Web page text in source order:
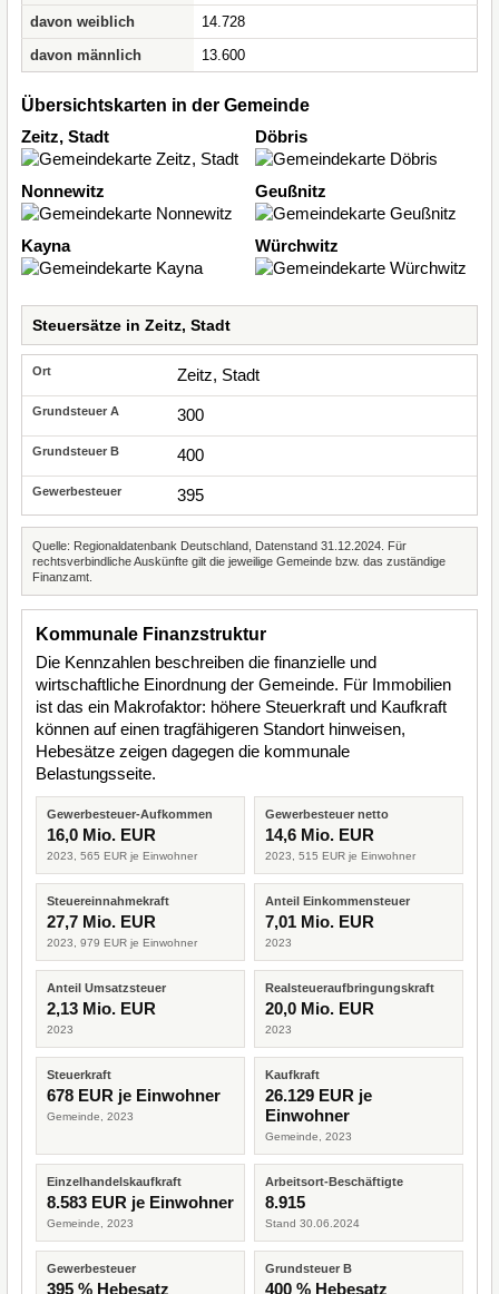
davon weiblich
14.728
davon männlich
13.600
Übersichtskarten in der Gemeinde
Zeitz, Stadt
Döbris
Nonnewitz Geußnitz
Kayna Würchwitz
Steuersätze in Zeitz, Stadt
Zeitz, Stadt
300
400
395
Quelle: Regionaldatenbank Deutschland, Datenstand 31.12.2024. Für
rechtsverbindliche Auskünfte gilt die jeweilige Gemeinde bzw. das zuständige
Finanzamt.
Kommunale Finanzstruktur
Die Kennzahlen beschreiben die finanzielle und
wirtschaftliche Einordnung der Gemeinde. Für Immobilien
ist das ein Makrofaktor: höhere Steuerkraft und Kaufkraft
können auf einen tragfähigeren Standort hinweisen,
Hebesätze zeigen dagegen die kommunale
Belastungsseite.
Gewerbesteuer-Aufkommen
16,0 Mio. EUR
2023, 565 EUR je Einwohner
Gewerbesteuer netto
14,6 Mio. EUR
2023, 515 EUR je Einwohner
Steuereinnahmekraft
27,7 Mio. EUR
2023, 979 EUR je Einwohner
Anteil Einkommensteuer
7,01 Mio. EUR
2023
Anteil Umsatzsteuer
2,13 Mio. EUR
2023
Realsteueraufbringungskraft
20,0 Mio. EUR
2023
Steuerkraft
678 EUR je Einwohner
Gemeinde, 2023
Kaufkraft
26.129 EUR je
Einwohner
Gemeinde, 2023
Einzelhandelskaufkraft
8.583 EUR je Einwohner
Gemeinde, 2023
Arbeitsort-Beschäftigte
8.915
Stand 30.06.2024
Gewerbesteuer
395 % Hebesatz
Grundsteuer B
400 % Hebesatz